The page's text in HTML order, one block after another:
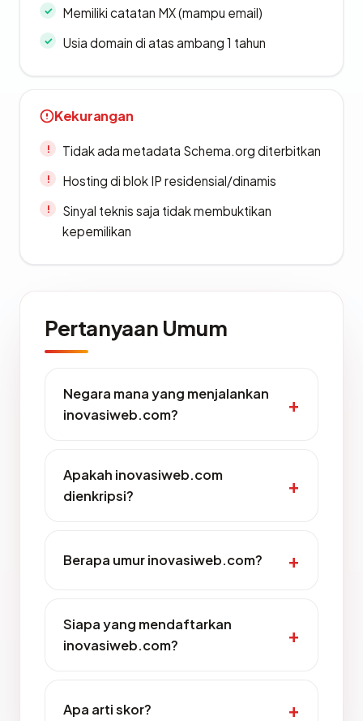
Memiliki catatan MX (mampu email)
Usia domain di atas ambang 1 tahun
Kekurangan
Tidak ada metadata Schema.org diterbitkan
Hosting di blok IP residensial/dinamis
Sinyal teknis saja tidak membuktikan
kepemilikan
Pertanyaan Umum
Negara mana yang menjalankan
inovasiweb.com?
Apakah inovasiweb.com
dienkripsi?
Berapa umur inovasiweb.com?
Siapa yang mendaftarkan
inovasiweb.com?
Apa arti skor?